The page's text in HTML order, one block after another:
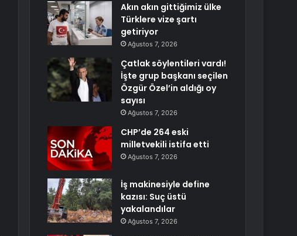
Akın akın gittiğimiz ülke
Türklere vize şartı
getiriyor
Ağustos 7, 2026
Çatlak söylentileri vardı!
İşte grup başkanı seçilen
Özgür Özel’in aldığı oy
sayısı
Ağustos 7, 2026
CHP’de 264 eski
milletvekili istifa etti
Ağustos 7, 2026
İş makinesiyle define
kazısı: Suç üstü
yakalandılar
Ağustos 7, 2026